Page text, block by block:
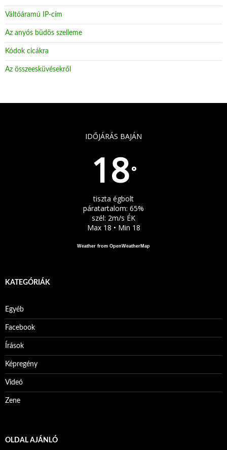
Váltóáramú IP-cím
Az anyós büdös szelleme
Kódok cicákra
Az összeesküvésekről
IDŐJÁRÁS BAJÁN
18°
tiszta égbolt
páratartalom: 65%
szél: 2m/s ÉK
Max 18 • Min 18
Weather from OpenWeatherMap
KATEGÓRIÁK
Egyéb
Facebook
Írások
Képregény
Videó
Zene
OLDAL AJÁNLÓ